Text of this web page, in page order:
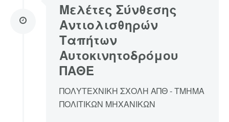
Μελέτες Σύνθεσης
Αντιολισθηρών
Ταπήτων
Αυτοκινητοδρόμου
ΠΑΘΕ
ΠΟΛΥΤΕΧΝΙΚΗ ΣΧΟΛΗ ΑΠΘ - ΤΜΗΜΑ
ΠΟΛΙΤΙΚΩΝ ΜΗΧΑΝΙΚΩΝ